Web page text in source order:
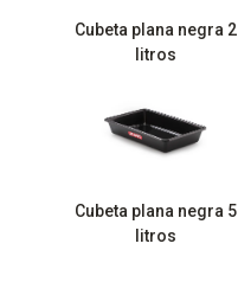
Cubeta plana negra 2
litros
Cubeta plana negra 5
litros